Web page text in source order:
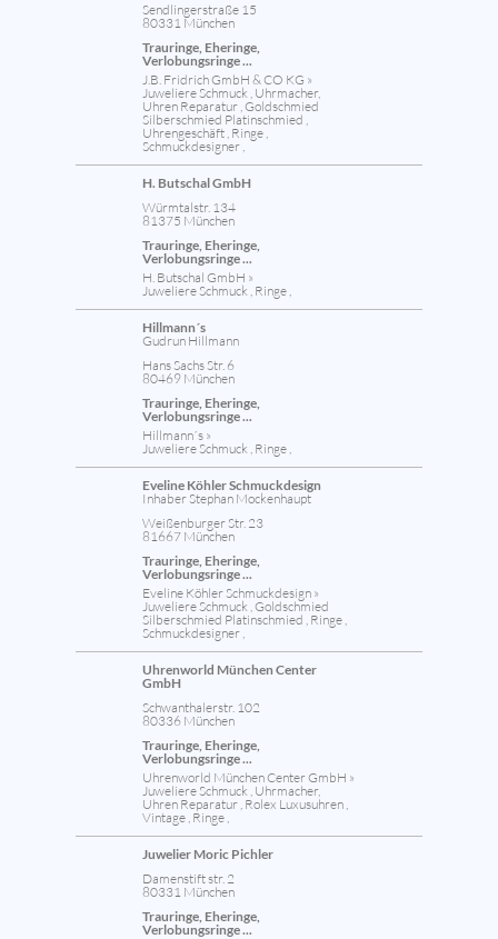
Sendlingerstraße 15
80331 München
Trauringe, Eheringe,
Verlobungsringe ...
J.B. Fridrich GmbH & CO KG »
Juweliere Schmuck , Uhrmacher,
Uhren Reparatur , Goldschmied
Silberschmied Platinschmied ,
Uhrengeschäft , Ringe ,
Schmuckdesigner ,
H. Butschal GmbH
Würmtalstr. 134
81375 München
Trauringe, Eheringe,
Verlobungsringe ...
H. Butschal GmbH »
Juweliere Schmuck , Ringe ,
Hillmann´s
Gudrun Hillmann
Hans Sachs Str. 6
80469 München
Trauringe, Eheringe,
Verlobungsringe ...
Hillmann´s »
Juweliere Schmuck , Ringe ,
Eveline Köhler Schmuckdesign
Inhaber Stephan Mockenhaupt
Weißenburger Str. 23
81667 München
Trauringe, Eheringe,
Verlobungsringe ...
Eveline Köhler Schmuckdesign »
Juweliere Schmuck , Goldschmied
Silberschmied Platinschmied , Ringe ,
Schmuckdesigner ,
Uhrenworld München Center
GmbH
Schwanthalerstr. 102
80336 München
Trauringe, Eheringe,
Verlobungsringe ...
Uhrenworld München Center GmbH »
Juweliere Schmuck , Uhrmacher,
Uhren Reparatur , Rolex Luxusuhren ,
Vintage , Ringe ,
Juwelier Moric Pichler
Damenstift str. 2
80331 München
Trauringe, Eheringe,
Verlobungsringe ...